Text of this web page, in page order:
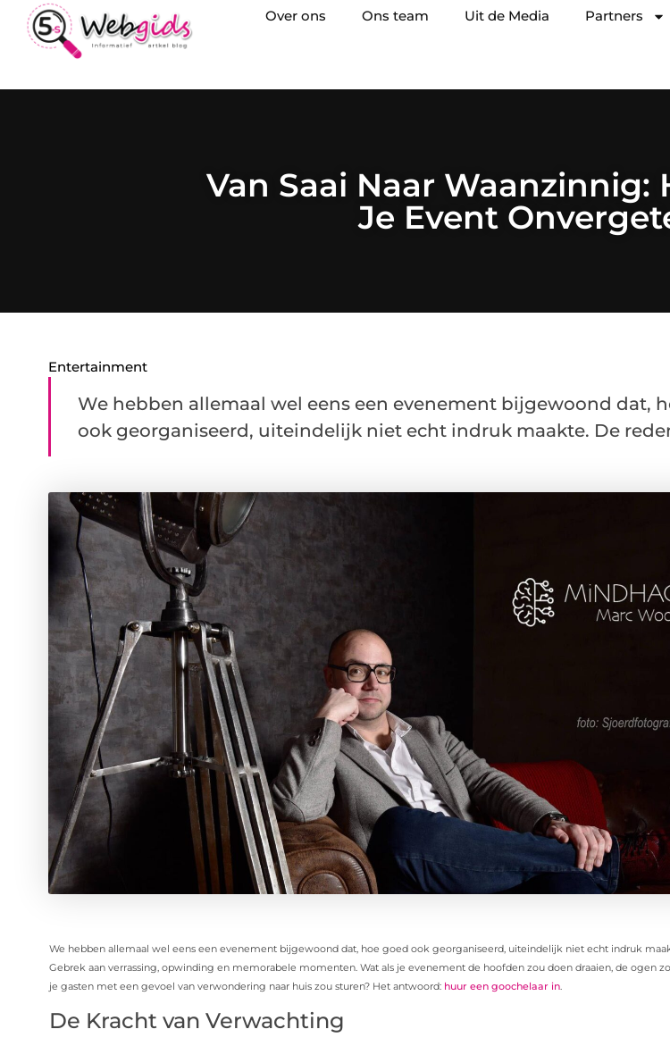
Over ons Ons team Uit de Media Partners
Van Saai Naar Waanzinnig:
Je Event
Entertainment
We hebben allemaal wel eens een evenement bijgewoond dat,
ook georganiseerd, uiteindelijk niet echt indruk maakte. De
We hebben allemaal wel eens een evenement bijgewoond dat, hoe goed ook georganiseerd, uiteindelijk niet echt indruk
Gebrek aan verrassing, opwinding en memorabele momenten. Wat als je evenement de hoofden zou doen draaien, de ogen
je gasten met een gevoel van verwondering naar huis zou sturen? Het antwoord: huur een goochelaar in.
De Kracht van Verwachting